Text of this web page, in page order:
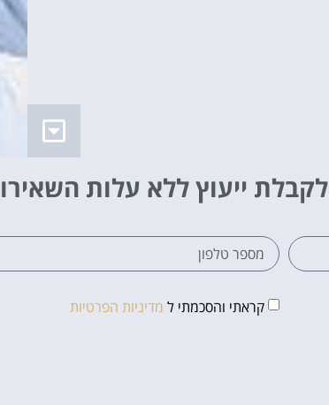
לקבלת ייעוץ ללא עלות
קראתי והסכמתי ל מדיניות הפרטיות